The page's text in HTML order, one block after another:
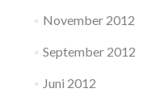
November 2012
September 2012
Juni 2012